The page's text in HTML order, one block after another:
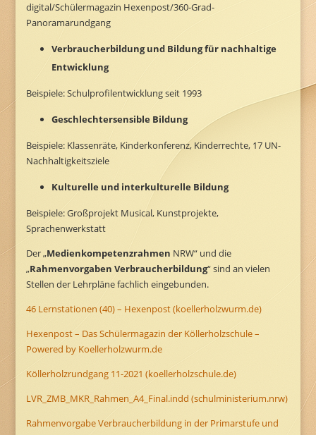
digital/Schülermagazin Hexenpost/360-Grad-
Panoramarundgang
Verbraucherbildung und Bildung für nachhaltige
Entwicklung
Beispiele: Schulprofilentwicklung seit 1993
Geschlechtersensible Bildung
Beispiele: Klassenräte, Kinderkonferenz, Kinderrechte, 17 UN-
Nachhaltigkeitsziele
Kulturelle und interkulturelle Bildung
Beispiele: Großprojekt Musical, Kunstprojekte,
Sprachenwerkstatt
Der „Medienkompetenzrahmen NRW“ und die
„Rahmenvorgaben Verbraucherbildung“ sind an vielen
Stellen der Lehrpläne fachlich eingebunden.
46 Lernstationen (40) – Hexenpost (koellerholzwurm.de)
Hexenpost – Das Schülermagazin der Köllerholzschule –
Powered by Koellerholzwurm.de
Köllerholzrundgang 11-2021 (koellerholzschule.de)
LVR_ZMB_MKR_Rahmen_A4_Final.indd (schulministerium.nrw)
Rahmenvorgabe Verbraucherbildung in der Primarstufe und